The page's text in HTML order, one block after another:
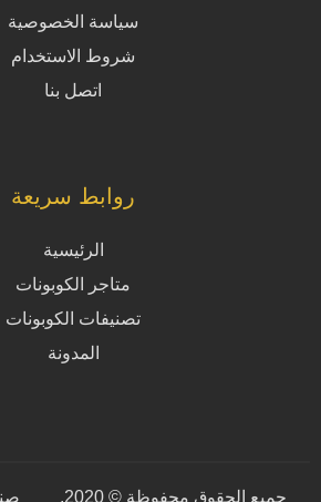
سياسة الخصوصية
شروط الاستخدام
اتصل بنا
روابط سريعة
الرئيسية
متاجر الكوبونات
تصنيفات الكوبونات
المدونة
جميع الحقوق محفوظة © 2020.